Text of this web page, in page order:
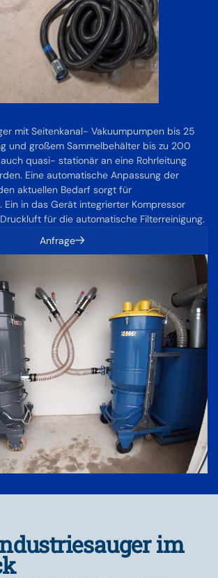
mit Seitenkanal- Vakuumpumpen bis 25
und großem Sammelbehälter bis zu 200
quasi- stationär an eine Rohrleitung
Eine automatische Anpassung der
aktuellen Bedarf sorgt für
Ein in das Gerät integrierter Kompressor
für die automatische Filterreinigung.
Anfrage
im